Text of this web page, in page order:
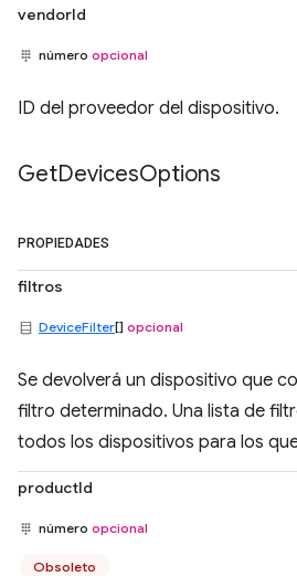
vendorId
número opcional
ID del proveedor del dispositivo.
GetDevicesOptions
PROPIEDADES
filtros
DeviceFilter[] opcional
Se devolverá un dispositivo que
filtro determinado. Una lista de
todos los dispositivos para los
productId
número opcional
Obsoleto